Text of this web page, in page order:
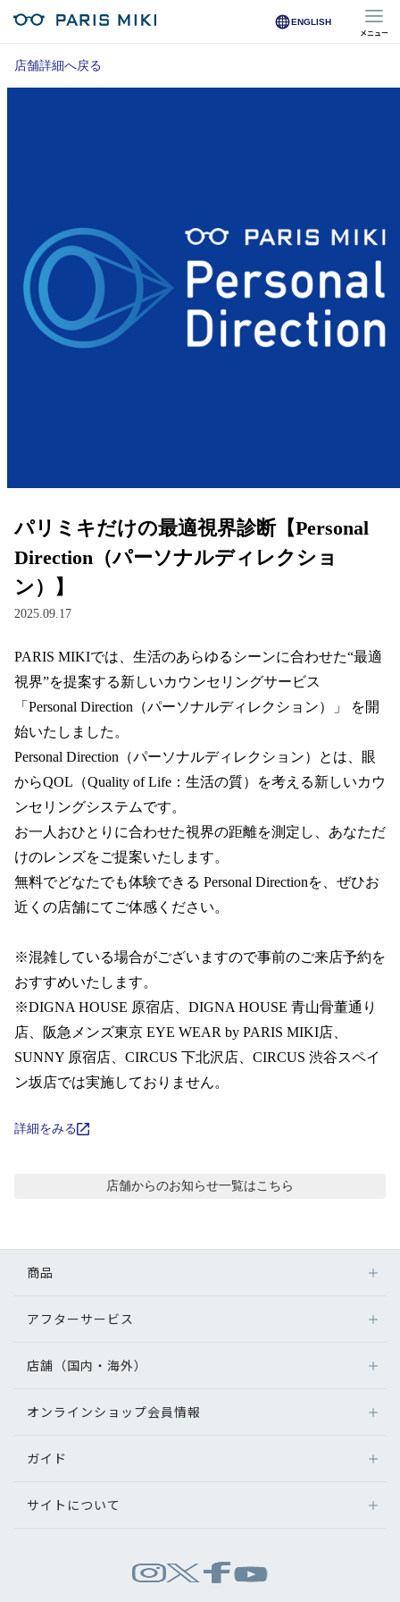
ENGLISH
メニュー
マイページ
店舗を探す
店舗検索/来店予約
商品を探す
サングラス
補聴器
コンタクトレンズ
グッズ・小物
ブランドを探す
ブランド一覧
コンテンツを探す
スタッフコンテンツ
スタッフコンテンツ一覧
コーディネート
レビュー
ブログ
お知らせ
目のまめちしき
採用情報
店舗詳細へ戻る
パリミキだけの最適視界診断【Personal
Direction（パーソナルディレクショ
ン）】
2025.09.17
PARIS MIKIでは、生活のあらゆるシーンに合わせた“最適
視界”を提案する新しいカウンセリングサービス
「Personal Direction（パーソナルディレクション）」 を開
始いたしました。
Personal Direction（パーソナルディレクション）とは、眼
からQOL（Quality of Life：生活の質）を考える新しいカウ
ンセリングシステムです。
お一人おひとりに合わせた視界の距離を測定し、あなただ
けのレンズをご提案いたします。
無料でどなたでも体験できる Personal Directionを、ぜひお
近くの店舗にてご体感ください。
※混雑している場合がございますので事前のご来店予約を
おすすめいたします。
※DIGNA HOUSE 原宿店、DIGNA HOUSE 青山骨董通り
店、阪急メンズ東京 EYE WEAR by PARIS MIKI店、
SUNNY 原宿店、CIRCUS 下北沢店、CIRCUS 渋谷スペイ
ン坂店では実施しておりません。
詳細をみる
店舗からのお知らせ一覧はこちら
商品
メガネ
サングラス
補聴器
グッズ・小物
アフターサービス
アフターサービス
メガネの不具合、修理について
補聴器に関するアフターサービス
店舗（国内・海外）
店舗検索
オンラインショップ会員情報
ログイン
ガイド
オンラインショップご利用ガイド
サイトについて